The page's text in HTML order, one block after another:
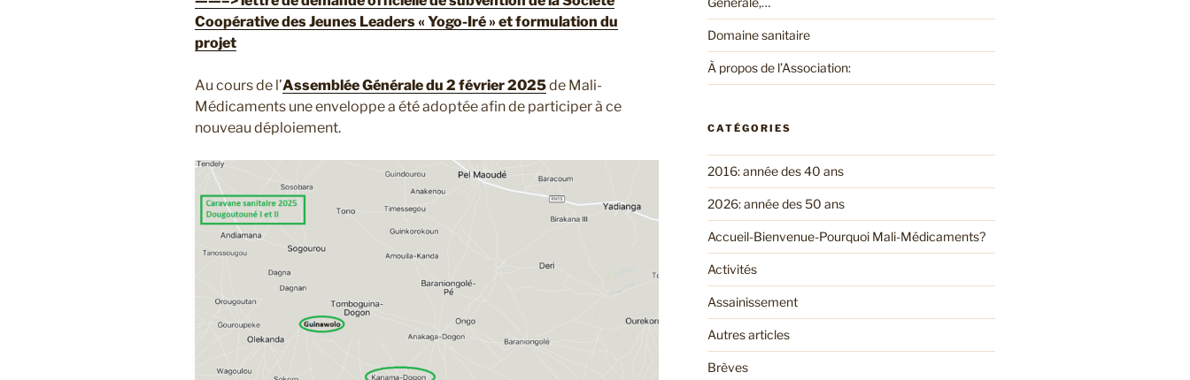
Coopérative des Jeunes Leaders « Yogo-Iré » et formulation du
projet
Au cours de l’Assemblée Générale du 2 février 2025de Mali-
Médicaments une enveloppe a été adoptée afin de participer à ce
nouveau déploiement.
Domaine sanitaire
À propos de l’Association:
CATÉGORIES
2016: année des 40 ans
2026: année des 50 ans
Accueil-Bienvenue-Pourquoi Mali-Médicaments?
Activités
Assainissement
Autres articles
Brèves